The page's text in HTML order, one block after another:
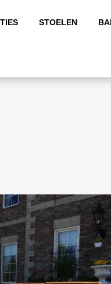
STOELEN